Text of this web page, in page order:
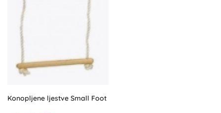
Konopljene ljestve Small Foot